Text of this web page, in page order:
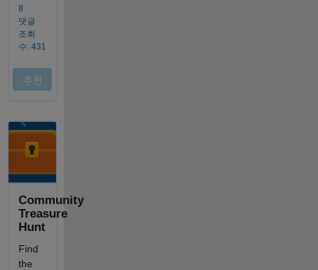
Community
Treasure
Hunt
Find
the